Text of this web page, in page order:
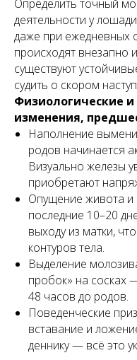
Определить точный
деятельности у
даже при ежедневных
происходят внезапно
существуют
судить о скором
Физиологические
изменения,
Наполнение
родов начинается
Визуально железы
приобретают
Опущение живота и
последние 10–20
выходу из матки,
контуров тела.
Выделение
пробок» на сосках
48 часов до родов.
Поведенческие
вставание и
деннику — всё это